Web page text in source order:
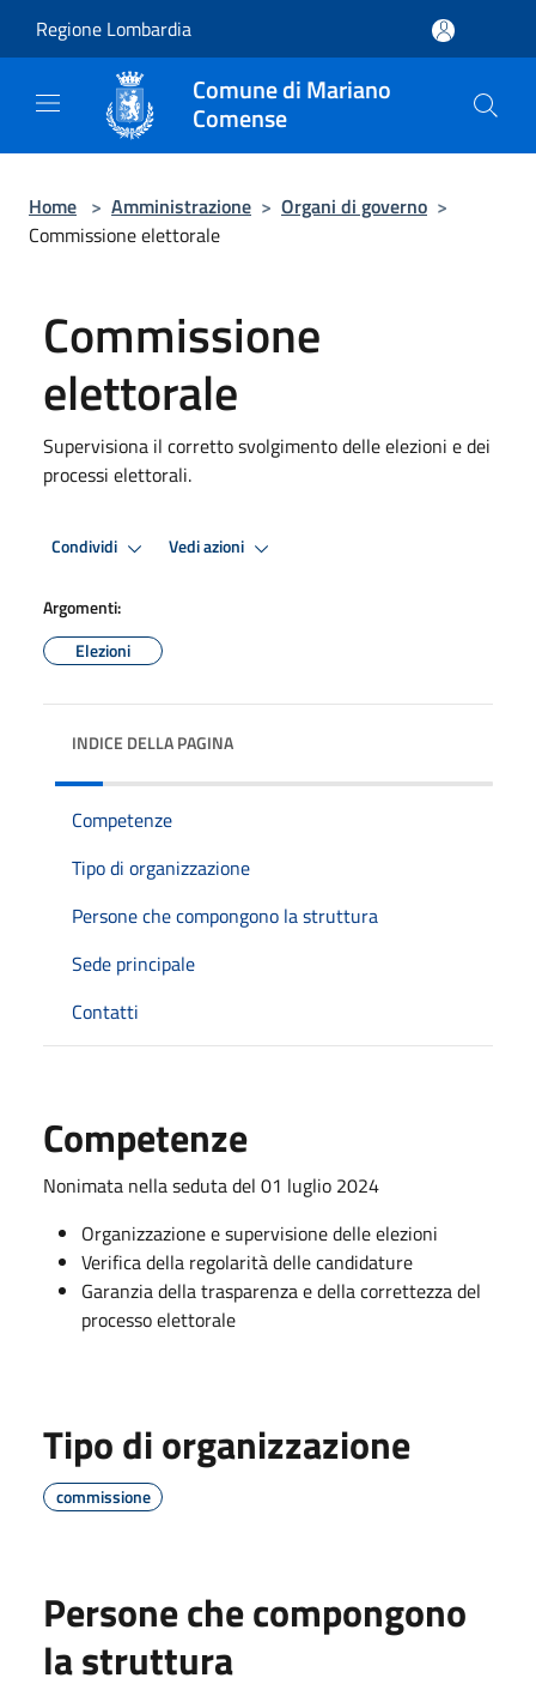
Regione Lombardia
Comune di Mariano
Comense
Home > Amministrazione > Organi di governo >
Commissione elettorale
Commissione
elettorale
Supervisiona il corretto svolgimento delle elezioni e dei
processi elettorali.
Condividi Vedi azioni
Argomenti:
Elezioni
INDICE DELLA PAGINA
Competenze
Tipo di organizzazione
Persone che compongono la struttura
Sede principale
Contatti
Competenze
Nonimata nella seduta del 01 luglio 2024
Organizzazione e supervisione delle elezioni
Verifica della regolarità delle candidature
Garanzia della trasparenza e della correttezza del
processo elettorale
Tipo di organizzazione
commissione
Persone che compongono
la struttura